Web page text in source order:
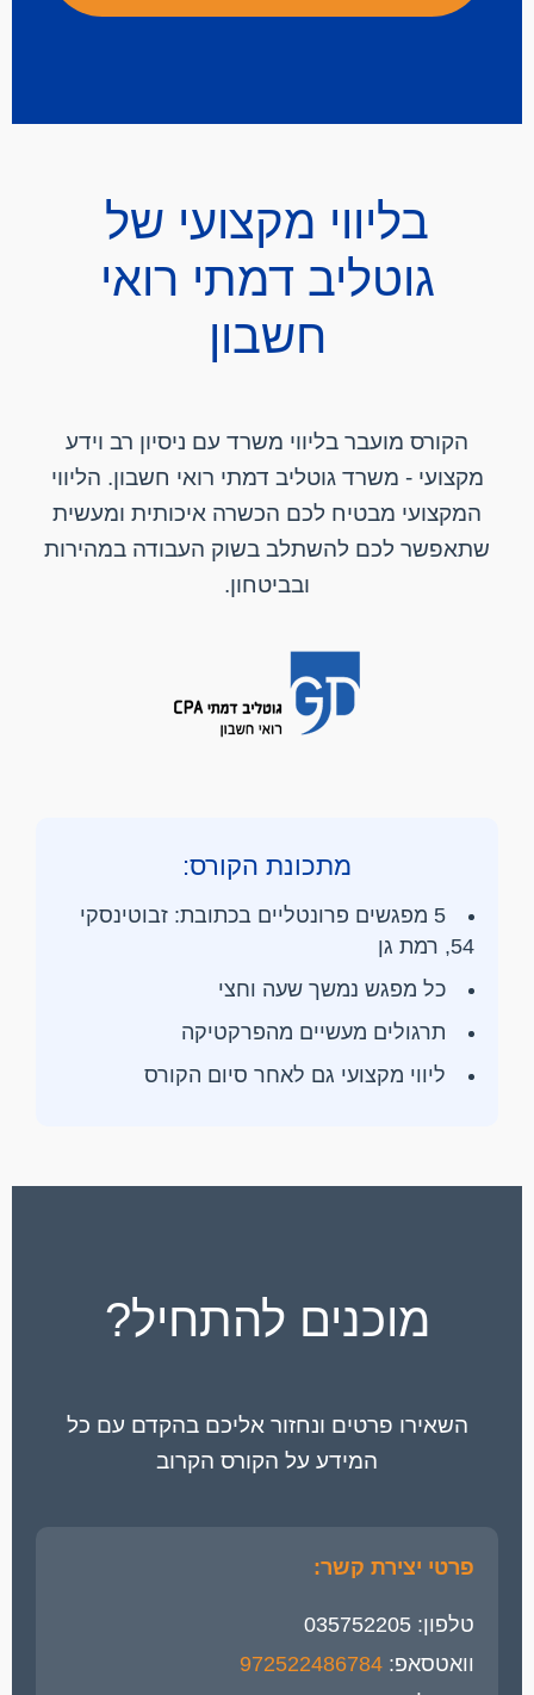
בליווי מקצועי של
גוטליב דמתי רואי
חשבון
הקורס מועבר בליווי משרד עם ניסיון רב וידע
מקצועי - משרד גוטליב דמתי רואי חשבון. הליווי
המקצועי מבטיח לכם הכשרה איכותית ומעשית
שתאפשר לכם להשתלב בשוק העבודה במהירות
ובביטחון.
מתכונת הקורס:
5 מפגשים פרונטליים בכתובת: זבוטינסקי
54, רמת גן
כל מפגש נמשך שעה וחצי
תרגולים מעשיים מהפרקטיקה
ליווי מקצועי גם לאחר סיום הקורס
מוכנים להתחיל?
השאירו פרטים ונחזור אליכם בהקדם עם כל
המידע על הקורס הקרוב
פרטי יצירת קשר:
טלפון: 035752205
וואטסאפ: 972522486784